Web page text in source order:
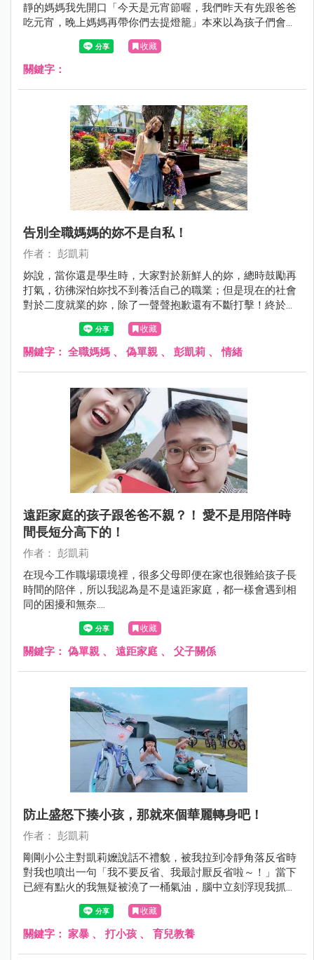
靜的媽媽我先開口「今天是元宵節喔，我們昨天有先跟爸爸
吃元宵，晚上媽媽再帶你們去提燈籠」本來以為孩子們會如
往常一言一句討論要去哪？沒想到回覆我的又是一陣安靜～
收藏
關鍵字：
告別全職媽媽的妳不是自私！
作者： 彭凱莉
妳說，當你還是學生時，大家對於新鮮人的妳，總時鼓勵再
打氣，彷彿深怕妳找不到養活自己的職業；但是現在的社會
對於二度就業的妳，除了一聲聲抱歉還有不斷打擊！終於，
找了一份喜歡且有目標的工作，卻還得顧慮家人的想法、生
活和感受。妳問我，如果堅持出門工作，是不是太自私？
收藏
關鍵字： 全職媽媽 、 偽單親 、 彭凱莉 、情緒
遠距家庭的孩子跟爸爸不親？！ 愛不是用陪伴時
間長短分高下的！
作者： 彭凱莉
在現今工作職場環境裡，很多父母即便在家也很難給孩子長
時間的陪伴，所以我認為是不是遠距家庭，都一樣會遇到相
同的困擾和無奈....
收藏
關鍵字： 偽單親 、 遠距家庭 、 父子關係
防止盛怒下揍小孩，那就來個華麗轉身吧！
作者： 彭凱莉
剛剛小公主對凱莉嬤說話不禮貌，被我拉到冷靜角落反省時
對我也噴出一句「我不要反省、我最討厭反省啦～！」當下
已經有點火的我無疑被澆了一桶氣油，腦中立刻浮現我抓起
她賞了兩巴掌的畫面，但⋯我忍下來了！我不發一語走到廚
房，然後喝了一杯水再走出來...
收藏
關鍵字： 家暴 、 打小孩 、 育兒教養